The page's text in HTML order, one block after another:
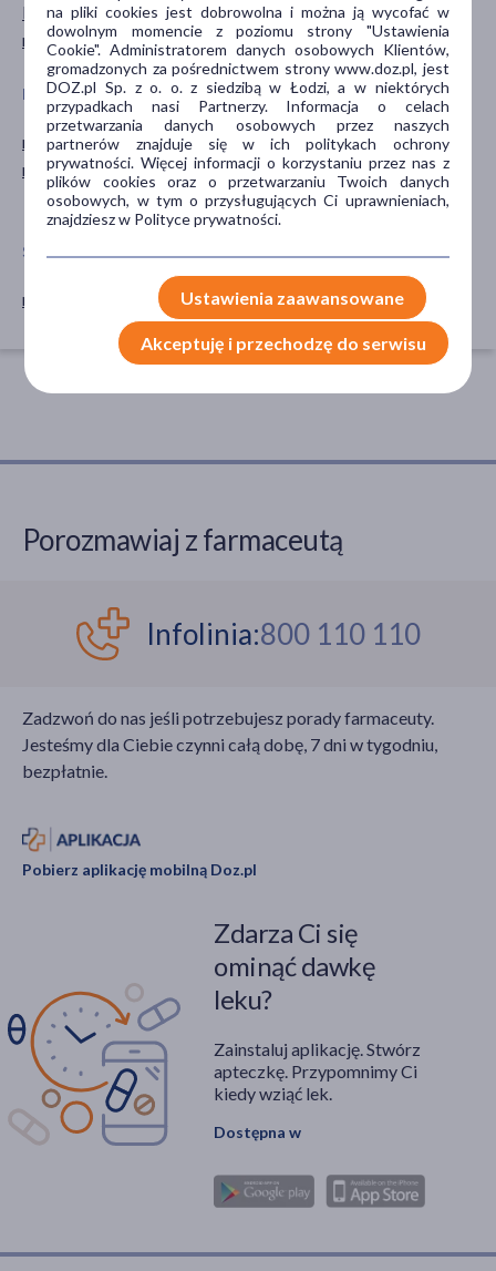
kwas salicylowy
niacynamid
PORA STOSOWANIA
na dzień
na noc
RODZAJ SKÓRY
mieszana
tłusta
trądzikowa
SPOSÓB APLIKACJI
na skórę
Porozmawiaj z farmaceutą
Infolinia:800 110 110
Zadzwoń do nas jeśli potrzebujesz porady farmaceuty.
Jesteśmy dla Ciebie czynni całą dobę, 7 dni w tygodniu,
bezpłatnie.
Pobierz aplikację mobilną Doz.pl
Zdarza Ci się
ominąć dawkę
leku?
Zainstaluj aplikację. Stwórz
apteczkę. Przypomnimy Ci
kiedy wziąć lek.
Dostępna w
na pliki cookies jest dobrowolna i można ją wycofać w
dowolnym momencie z poziomu strony "Ustawienia
Cookie". Administratorem danych osobowych Klientów,
gromadzonych za pośrednictwem strony www.doz.pl, jest
DOZ.pl Sp. z o. o. z siedzibą w Łodzi, a w niektórych
przypadkach nasi Partnerzy. Informacja o celach
przetwarzania danych osobowych przez naszych
partnerów znajduje się w ich politykach ochrony
prywatności. Więcej informacji o korzystaniu przez nas z
plików cookies oraz o przetwarzaniu Twoich danych
osobowych, w tym o przysługujących Ci uprawnieniach,
znajdziesz w Polityce prywatności.
Ustawienia zaawansowane
Akceptuję i przechodzę do serwisu